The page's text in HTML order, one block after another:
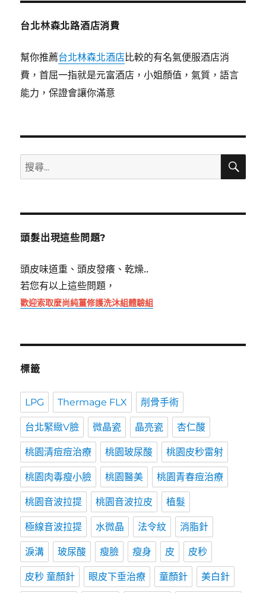
台北林森北路酒店消費
幫你推薦台北林森北酒店比較的有名氣便服酒店消
費，首屈一指就是元富酒店，小姐顏值，氣質，語言
能力，保證會讓你滿意
搜
尋
鍵
搜
頭髮出現這些問題?
頭皮味道重、頭皮發癢、乾燥..
若您有以上這些問題，
歡迎索取麼尚純薑修護洗沐組體驗組
標籤
LPG Thermage FLX 削骨手術
台北緊緻V臉 微晶瓷 晶亮瓷 杏仁酸
桃園清痘痘治療 桃園玻尿酸 桃園皮秒雷射
桃園肉毒瘦小臉 桃園醫美 桃園青春痘治療
桃園音波拉提 桃園音波拉皮 植髮
極線音波拉提 水微晶 法令紋 消脂針
淚溝 玻尿酸 瘦臉 瘦身 皮 皮秒
皮秒 童顏針 眼皮下垂治療 童顏針 美白針